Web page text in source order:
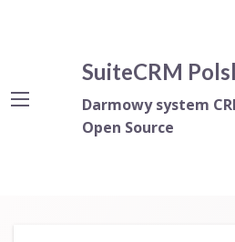
SuiteCRM
Darmowy system
Open Source